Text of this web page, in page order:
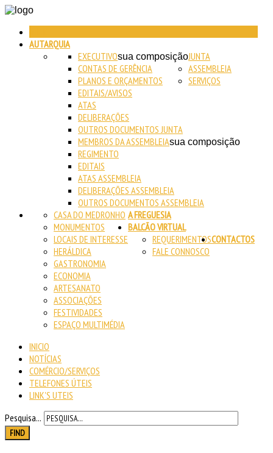
AUTARQUIA
JUNTA
EXECUTIVOsua composição
CONTAS DE GERÊNCIA
PLANOS E ORÇAMENTOS
EDITAIS/AVISOS
ATAS
DELIBERAÇÕES
OUTROS DOCUMENTOS JUNTA
ASSEMBLEIA
MEMBROS DA ASSEMBLEIAsua composição
REGIMENTO
EDITAIS
ATAS ASSEMBLEIA
DELIBERAÇÕES ASSEMBLEIA
OUTROS DOCUMENTOS ASSEMBLEIA
SERVIÇOS
A FREGUESIA
CASA DO MEDRONHO
MONUMENTOS
LOCAIS DE INTERESSE
HERÁLDICA
GASTRONOMIA
ECONOMIA
ARTESANATO
ASSOCIAÇÕES
FESTIVIDADES
ESPAÇO MULTIMÉDIA
BALCÃO VIRTUAL
REQUERIMENTOS
FALE CONNOSCO
CONTACTOS
INICIO
NOTÍCIAS
COMÉRCIO/SERVIÇOS
TELEFONES ÚTEIS
LINK'S UTEIS
Pesquisa...
FIND